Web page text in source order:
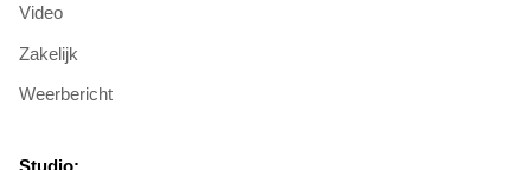
Video
Zakelijk
Weerbericht
Studio: